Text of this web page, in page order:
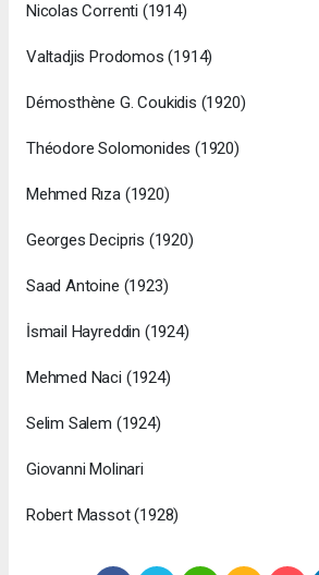
Nicolas Correnti (1914)
Valtadjis Prodomos (1914)
Démosthène G. Coukidis (1920)
Théodore Solomonides (1920)
Mehmed Rıza (1920)
Georges Decipris (1920)
Saad Antoine (1923)
İsmail Hayreddin (1924)
Mehmed Naci (1924)
Selim Salem (1924)
Giovanni Molinari
Robert Massot (1928)